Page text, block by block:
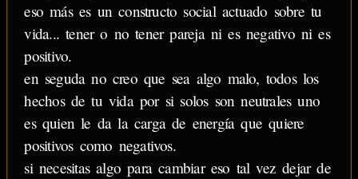
eso más es un constructo social actuado sobre tu
vida... tener o no tener pareja ni es negativo ni es
positivo.
en seguda no creo que sea algo malo, todos los
hechos de tu vida por si solos son neutrales uno
es quien le da la carga de energía que quiere
positivos como negativos.
si necesitas algo para cambiar eso tal vez dejar de